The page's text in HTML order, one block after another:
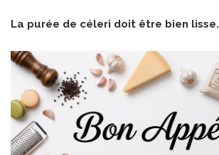
La purée de céleri doit être bien lisse.